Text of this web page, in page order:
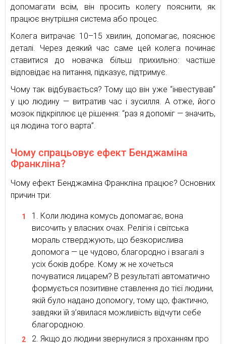
допомагати всім, він просить колегу пояснити, як
працює внутрішня система або процес.
Колега витрачає 10–15 хвилин, допомагає, пояснює
деталі. Через деякий час саме цей колега починає
ставитися до новачка більш прихильно: частіше
відповідає на питання, підказує, підтримує.
Чому так відбувається? Тому що він уже “інвестував”
у цю людину — витратив час і зусилля. А отже, його
мозок підкріплює це рішення: “раз я допоміг — значить,
ця людина того варта”.
Чому спрацьовує ефект Бенджаміна
Франкліна?
Чому ефект Бенджаміна Франкліна працює? Основних
причин три:
Коли людина комусь допомагає, вона
височить у власних очах. Релігія і світська
мораль стверджують, що безкорислива
допомога — це чудово, благородно і взагалі з
усіх боків добре. Кому ж не хочеться
почуватися лицарем? В результаті автоматично
формується позитивне ставлення до тієї людини,
якій було надано допомогу, тому що, фактично,
завдяки їй з’явилася можливість відчути себе
благородною.
Якщо до людини звернулися з проханням про